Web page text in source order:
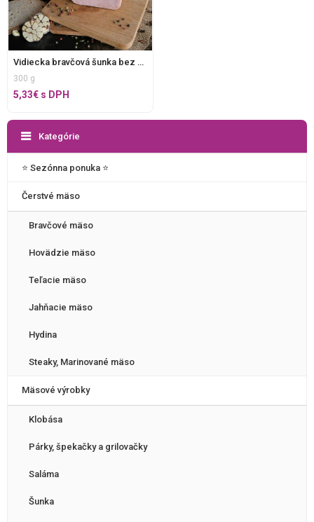
Vidiecka bravčová šunka bez E, v celku
300 g
5,33€ s DPH
Kategórie
⭐️ Sezónna ponuka ⭐️
Čerstvé mäso
Bravčové mäso
Hovädzie mäso
Teľacie mäso
Jahňacie mäso
Hydina
Steaky, Marinované mäso
Mäsové výrobky
Klobása
Párky, špekačky a grilovačky
Saláma
Šunka